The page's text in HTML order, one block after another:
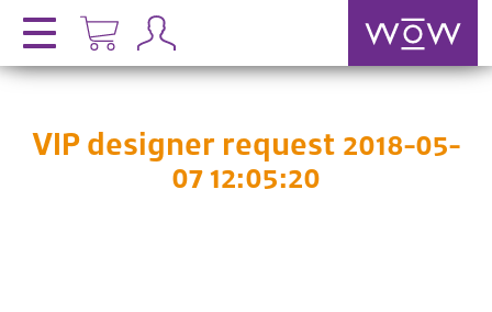
VIP designer request 2018-05-
07 12:05:20